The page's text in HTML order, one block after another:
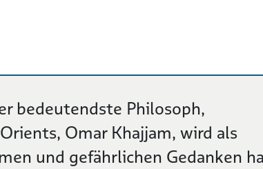
bedeutendste Philosoph,
Omar Khajjam, wird als
und gefährlichen Gedanken